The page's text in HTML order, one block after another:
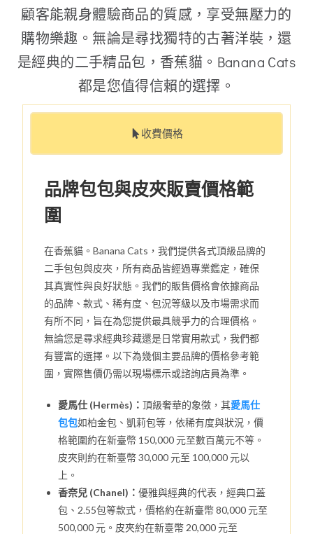
顧客能親身體驗商品的質感，享受無壓力的
購物樂趣。無論是尋找獨特的古著洋裝，還
是經典的二手精品包，香蕉貓。Banana Cats
都是您值得信賴的選擇。
收費價格
品牌包包與皮夾販賣價格範
圍
在香蕉貓。Banana Cats，我們提供各式頂級品牌的
二手包包與皮夾，所有商品皆經過專業鑑定，確保
其真實性與良好狀態。我們的販售價格會依據商品
的品牌、款式、稀有度、包況等級以及市場需求而
有所不同，旨在為您提供最具競爭力的合理價格。
無論您是尋求經典珍藏還是日常實用款式，我們都
有豐富的選擇。以下為幾個主要品牌的價格參考範
圍，實際售價仍需以現場標示或諮詢店員為準。
愛馬仕 (Hermès)：頂級奢華的象徵，其愛馬仕
包包如柏金包、凱莉包等，依稀有度與狀況，價
格範圍約在新臺幣 150,000 元至數百萬元不等。
皮夾則約在新臺幣 30,000 元至 100,000 元以
上。
香奈兒 (Chanel)：優雅與經典的代表，經典口蓋
包、2.55包等款式，價格約在新臺幣 80,000 元至
500,000 元。皮夾約在新臺幣 20,000 元至